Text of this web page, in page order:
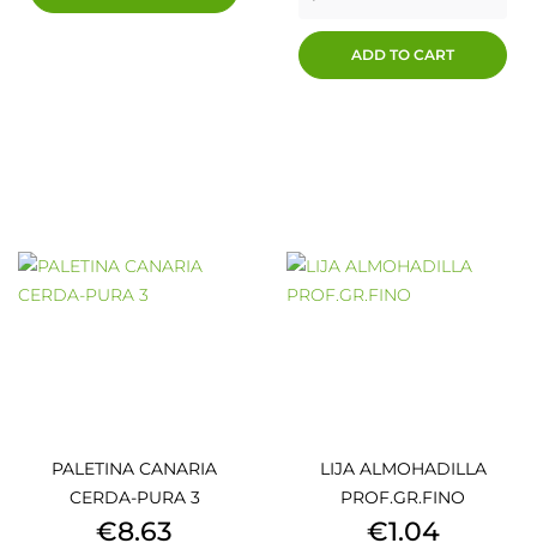
ADD TO CART
PALETINA CANARIA
CERDA-PURA 3
Price
€8.63
LIJA ALMOHADILLA
PROF.GR.FINO
Price
€1.04